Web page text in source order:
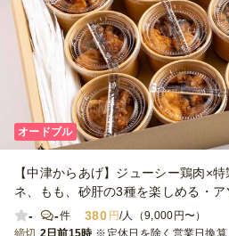
オードブル
【中津からあげ】ジューシー鶏肉×
ネ、もも、砂肝の3種を楽しめる・ア
-
-件 380 円/人（9,000円〜）
締切 2日前15時 ※定休日を除く営業日換算